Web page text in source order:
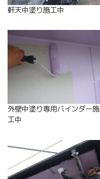
軒天中塗り施工中
外壁中塗り専用バインダー施
工中